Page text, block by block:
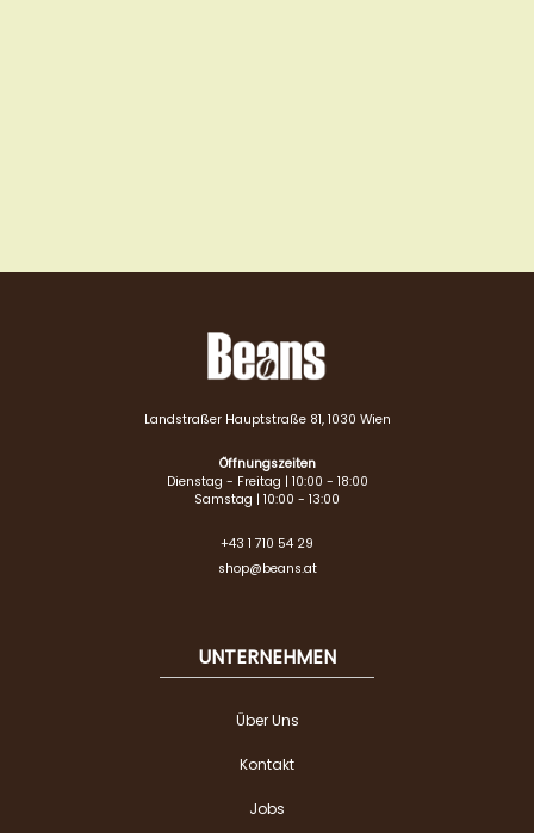
Landstraßer Hauptstraße 81, 1030 Wien
Öffnungszeiten
Dienstag - Freitag | 10:00 - 18:00
Samstag | 10:00 - 13:00
+43 1 710 54 29
shop@beans.at
UNTERNEHMEN
Über Uns
Kontakt
Jobs